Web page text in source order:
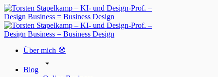
Über mich 🧭
Blog